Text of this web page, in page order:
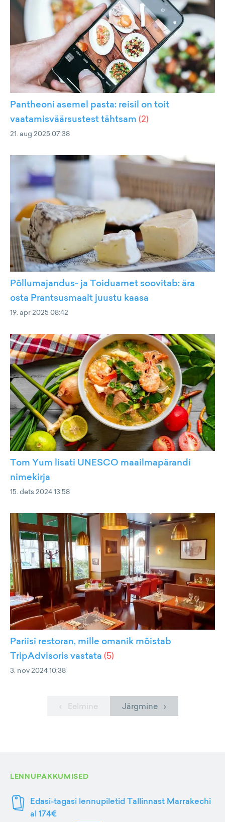
Pantheoni asemel pasta: reisil on toit
vaatamisväärsustest tähtsam (2)
21. aug 2025 07:38
Põllumajandus- ja Toiduamet soovitab: ära
osta Prantsusmaalt juustu kaasa
19. apr 2025 08:42
Tom Yum lisati UNESCO maailmapärandi
nimekirja
15. dets 2024 13:58
Pariisi restoran, mille omanik mõistab
TripAdvisoris vastata (5)
3. nov 2024 10:38
‹ Eelmine Järgmine ›
LENNUPAKKUMISED
Edasi-tagasi lennupiletid Tallinnast Marrakechi
al 174€